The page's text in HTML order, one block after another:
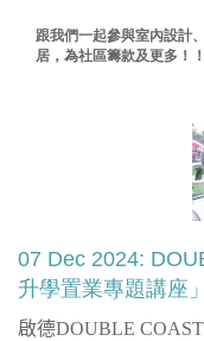
跟我們一起參與室內設計
居，為社區籌款及更多！！
07 Dec 2024:
升學置業專題講座」
啟德DOUBLE